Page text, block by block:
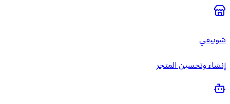
شوبيفي
إنشاء وتحسين المتجر